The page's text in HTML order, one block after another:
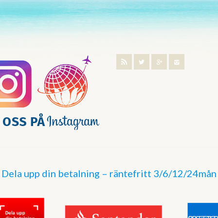
Dela upp din betalning – räntefritt 3/6/12/24mån